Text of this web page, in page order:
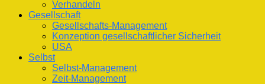
Verhandeln
Gesellschaft
Gesellschafts-Management
Konzeption gesellschaftlicher Sicherheit
USA
Selbst
Selbst-Management
Zeit-Management